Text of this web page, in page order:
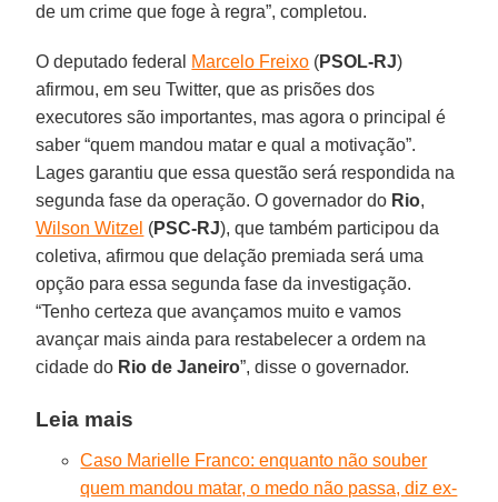
de um crime que foge à regra”, completou.
O deputado federal Marcelo Freixo (PSOL-RJ)
afirmou, em seu Twitter, que as prisões dos
executores são importantes, mas agora o principal é
saber “quem mandou matar e qual a motivação”.
Lages garantiu que essa questão será respondida na
segunda fase da operação. O governador do Rio,
Wilson Witzel (PSC-RJ), que também participou da
coletiva, afirmou que delação premiada será uma
opção para essa segunda fase da investigação.
“Tenho certeza que avançamos muito e vamos
avançar mais ainda para restabelecer a ordem na
cidade do Rio de Janeiro”, disse o governador.
Leia mais
Caso Marielle Franco: enquanto não souber
quem mandou matar, o medo não passa, diz ex-